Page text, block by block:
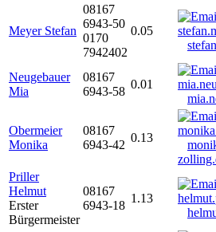
Meyer Stefan
08167
6943-50
0170
7942402
0.05
Neugebauer
Mia
08167
6943-58
0.01
Obermeier
Monika
08167
6943-42
0.13
Priller
Helmut
Erster
Bürgermeister
08167
6943-18
1.13